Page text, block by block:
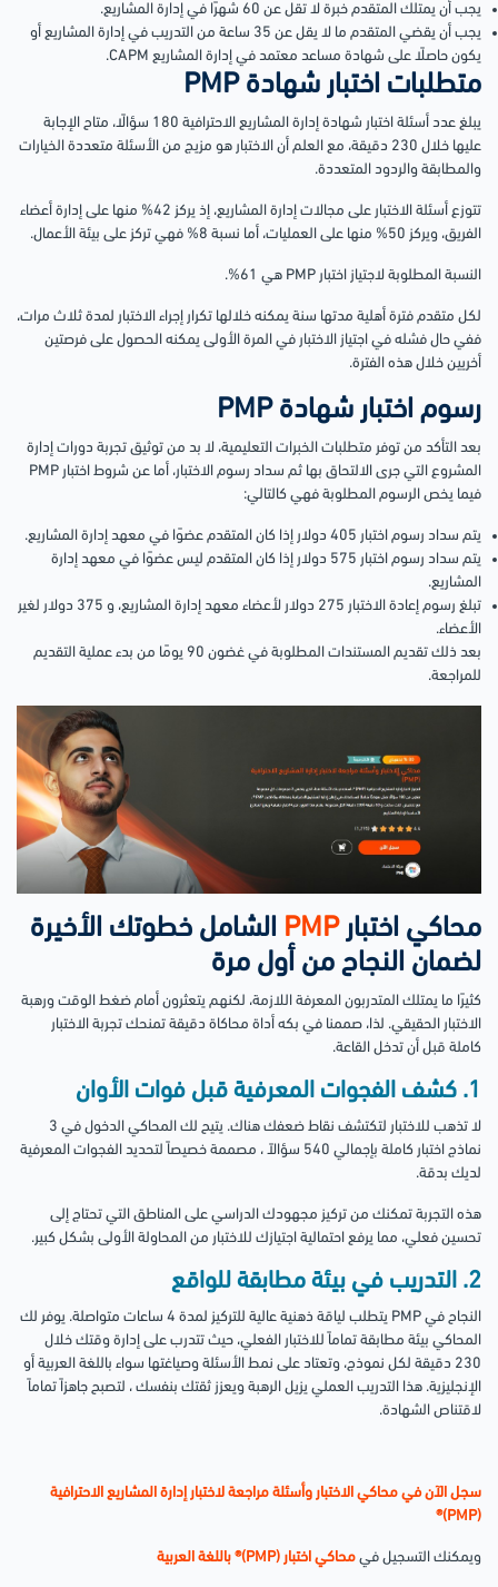
يجب أن يمتلك المتقدم خبرة لا تقل عن 60 شهرًا في إدارة المشاريع.
يجب أن يقضي المتقدم ما لا يقل عن 35 ساعة من التدريب في إدارة المشاريع أو
يكون حاصلًا على شهادة مساعد معتمد في إدارة المشاريع CAPM.
متطلبات اختبار شهادة PMP
يبلغ عدد أسئلة اختبار شهادة إدارة المشاريع الاحترافية 180 سؤالًا، متاح الإجابة
عليها خلال 230 دقيقة، مع العلم أن الاختبار هو مزيج من الأسئلة متعددة الخيارات
والمطابقة والردود المتعددة.
تتوزع أسئلة الاختبار على مجالات إدارة المشاريع، إذ يركز 42% منها على إدارة أعضاء
الفريق، ويركز 50% منها على العمليات، أما نسبة 8% فهي تركز على بيئة الأعمال.
النسبة المطلوبة لاجتياز اختبار PMP هي 61%.
لكل متقدم فترة أهلية مدتها سنة يمكنه خلالها تكرار إجراء الاختبار لمدة ثلاث مرات،
ففي حال فشله في اجتياز الاختبار في المرة الأولى يمكنه الحصول على فرصتين
أخريين خلال هذه الفترة.
رسوم اختبار شهادة PMP
بعد التأكد من توفر متطلبات الخبرات التعليمية، لا بد من توثيق تجربة دورات إدارة
المشروع التي جرى الالتحاق بها ثم سداد رسوم الاختبار، أما عن شروط اختبار PMP
فيما يخص الرسوم المطلوبة فهي كالتالي:
يتم سداد رسوم اختبار 405 دولار إذا كان المتقدم عضوًا في معهد إدارة المشاريع.
يتم سداد رسوم اختبار 575 دولار إذا كان المتقدم ليس عضوًا في معهد إدارة
المشاريع.
تبلغ رسوم إعادة الاختبار 275 دولار لأعضاء معهد إدارة المشاريع، و 375 دولار لغير
الأعضاء.
بعد ذلك تقديم المستندات المطلوبة في غضون 90 يومًا من بدء عملية التقديم
للمراجعة.
محاكي اختبارPMP الشامل خطوتك الأخيرة
لضمان النجاح من أول مرة
كثيرًا ما يمتلك المتدربون المعرفة اللازمة، لكنهم يتعثرون أمام ضغط الوقت ورهبة
الاختبار الحقيقي. لذا، صممنا في بكه أداة محاكاة دقيقة تمنحك تجربة الاختبار
كاملة قبل أن تدخل القاعة.
1. كشف الفجوات المعرفية قبل فوات الأوان
لا تذهب للاختبار لتكتشف نقاط ضعفك هناك. يتيح لك المحاكي الدخول في 3
نماذج اختبار كاملة بإجمالي 540 سؤالاً ، مصممة خصيصاً لتحديد الفجوات المعرفية
لديك بدقة.
هذه التجربة تمكنك من تركيز مجهودك الدراسي على المناطق التي تحتاج إلى
تحسين فعلي، مما يرفع احتمالية اجتيازك للاختبار من المحاولة الأولى بشكل كبير.
2. التدريب في بيئة مطابقة للواقع
النجاح في PMP يتطلب لياقة ذهنية عالية للتركيز لمدة 4 ساعات متواصلة. يوفر لك
المحاكي بيئة مطابقة تماماً للاختبار الفعلي، حيث تتدرب على إدارة وقتك خلال
230 دقيقة لكل نموذج، وتعتاد على نمط الأسئلة وصياغتها سواء باللغة العربية أو
الإنجليزية. هذا التدريب العملي يزيل الرهبة ويعزز ثقتك بنفسك ، لتصبح جاهزاً تماماً
لاقتناص الشهادة.
سجل الآن في محاكي الاختبار وأسئلة مراجعة لاختبار إدارة المشاريع الاحترافية
(PMP)®
ويمكنك التسجيل في محاكي اختبار (PMP)® باللغة العربية